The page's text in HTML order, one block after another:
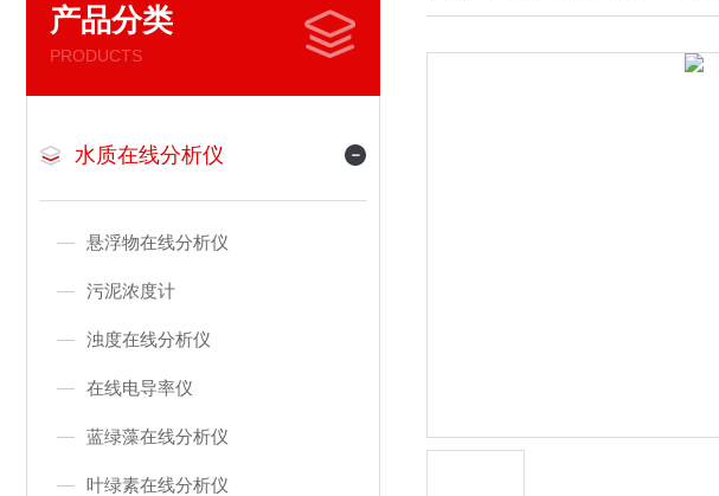
产品分类
PRODUCTS
水质在线分析仪
悬浮物在线分析仪
污泥浓度计
浊度在线分析仪
在线电导率仪
蓝绿藻在线分析仪
叶绿素在线分析仪